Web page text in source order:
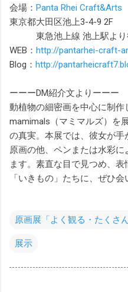
会場： Panta Rhei Craft&Arts
東京都大田区池上3-4-9 2F
東急池上線 池上駅より
WEB： http://pantarhei-craft-
Blog： http://
ーーーDM紹介文よりーーー
動植物の細密画を中心に制
mamimals（マミマルズ）を
の真実。本展では、彼女が
原画の他、ペンまたは水彩
ます。素直な目で見つめ、
「いきもの」たちに、ぜひ会
原画展「よく観る・たくさ
展示